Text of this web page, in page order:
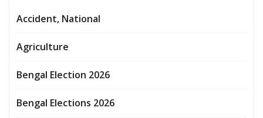
Accident, National
Agriculture
Bengal Election 2026
Bengal Elections 2026